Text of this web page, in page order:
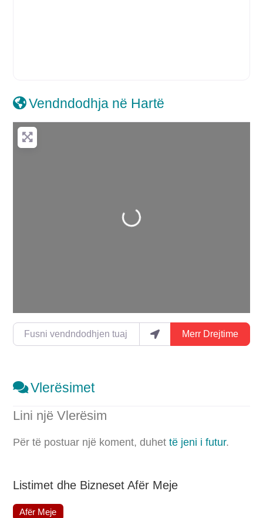
Vendndodhja në Hartë
Fusni vendndodhjen tuaj Merr Drejtime
Vlerësimet
Lini një Vlerësim
Për të postuar një koment, duhet të jeni i futur.
Listimet dhe Bizneset Afër Meje
Afër Meje